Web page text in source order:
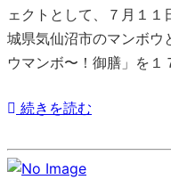
ェクトとして、７月１
城県気仙沼市のマンボウ
ウマンボ〜！御膳」を
続きを読む